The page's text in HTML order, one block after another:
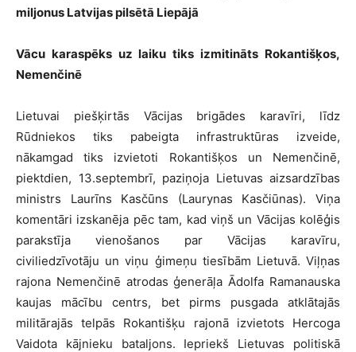
miljonus Latvijas pilsētā Liepājā
Vācu karaspēks uz laiku tiks izmitināts Rokantišķos,
Nemenčinē
Lietuvai piešķirtās Vācijas brigādes karavīri, līdz
Rūdniekos tiks pabeigta infrastruktūras izveide,
nākamgad tiks izvietoti Rokantišķos un Nemenčinē,
piektdien, 13.septembrī, paziņoja Lietuvas aizsardzības
ministrs Laurīns Kasčūns (Laurynas Kasčiūnas). Viņa
komentāri izskanēja pēc tam, kad viņš un Vācijas kolēģis
parakstīja vienošanos par Vācijas karavīru,
civiliedzīvotāju un viņu ģimeņu tiesībām Lietuvā. Viļņas
rajona Nemenčinē atrodas ģenerāļa Ādolfa Ramanauska
kaujas mācību centrs, bet pirms pusgada atklātajās
militārajās telpās Rokantišķu rajonā izvietots Hercoga
Vaidota kājnieku bataljons. Iepriekš Lietuvas politiskā